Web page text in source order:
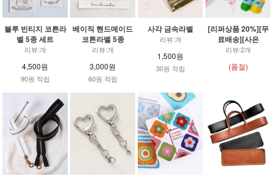
블루 빈티지 코튼라
벨 5종 세트
리뷰:개
4,500원
90원 적립
베이직 핸드메이드
코튼라벨 5종
리뷰:개
3,000원
60원 적립
사각 금속라벨
리뷰:개
1,500원
30원 적립
[리퍼상품 20%][무
료배송][사은
리뷰:2개
(품절)